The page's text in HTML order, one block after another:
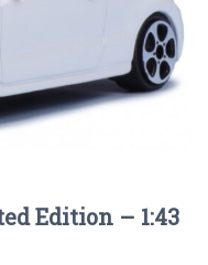
Edition – 1:43